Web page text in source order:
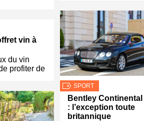
vin à
du vin
profiter de
SPORT
Bentley Continental
: l’exception toute
britannique